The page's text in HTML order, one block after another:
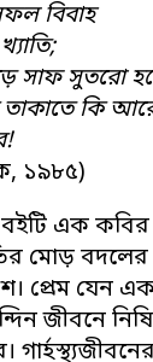
বিবাহ
সাফ সুতরো
তাকাতে কি
১৯৮৫)
এক কবির
মোড় বদলের
প্রেম যেন
জীবনে